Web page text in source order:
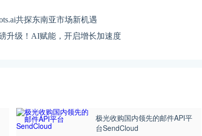
共探东南亚市场新机遇
升级！AI赋能，开启增长加速度
极光收购国内领先的邮件API平
台SendCloud